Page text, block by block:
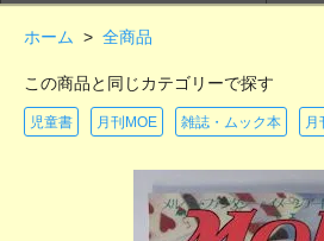
ホーム > 全商品
この商品と同じカテゴリーで探す
児童書 月刊MOE 雑誌・ムック本 月